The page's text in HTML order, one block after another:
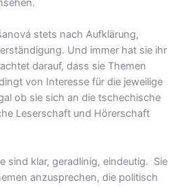
stets nach Aufklärung,
Und immer hat sie ihr
darauf, dass sie Themen
von Interesse für die jeweilige
ob sie sich an die tschechische
Leserschaft und Hörerschaft
sind klar, geradlinig, eindeutig. Sie
anzusprechen, die politisch